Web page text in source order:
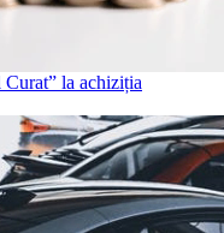
la achiziția